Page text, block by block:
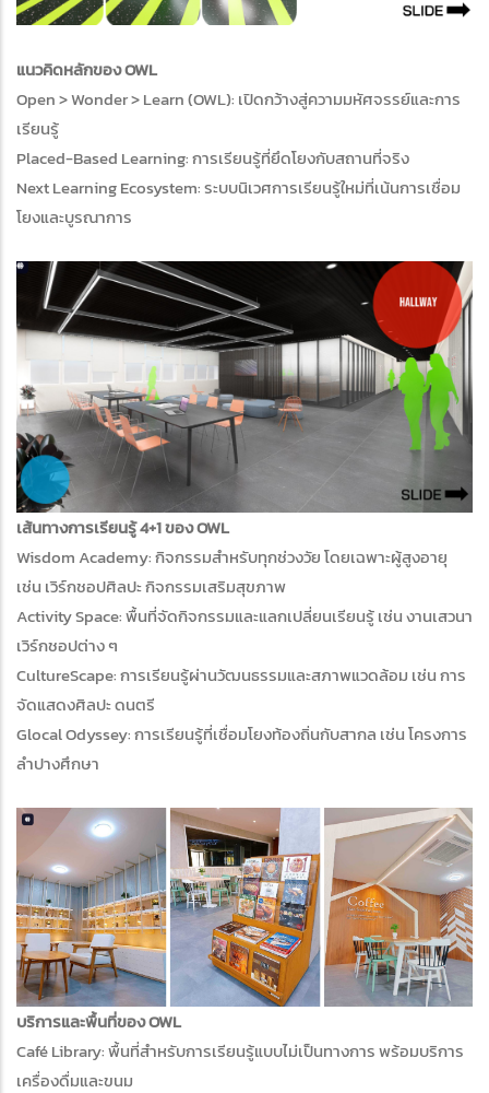
แนวคิดหลักของ OWL
Open > Wonder > Learn (OWL): เปิดกว้างสู่ความมหัศจรรย์และการ
เรียนรู้
Placed-Based Learning: การเรียนรู้ที่ยึดโยงกับสถานที่จริง
Next Learning Ecosystem: ระบบนิเวศการเรียนรู้ใหม่ที่เน้นการเชื่อม
โยงและบูรณาการ
เส้นทางการเรียนรู้ 4+1 ของ OWL
Wisdom Academy: กิจกรรมสำหรับทุกช่วงวัย โดยเฉพาะผู้สูงอายุ
เช่น เวิร์กชอปศิลปะ กิจกรรมเสริมสุขภาพ
Activity Space: พื้นที่จัดกิจกรรมและแลกเปลี่ยนเรียนรู้ เช่น งานเสวนา
เวิร์กชอปต่าง ๆ
CultureScape: การเรียนรู้ผ่านวัฒนธรรมและสภาพแวดล้อม เช่น การ
จัดแสดงศิลปะ ดนตรี
Glocal Odyssey: การเรียนรู้ที่เชื่อมโยงท้องถิ่นกับสากล เช่น โครงการ
ลำปางศึกษา
บริการและพื้นที่ของ OWL
Café Library: พื้นที่สำหรับการเรียนรู้แบบไม่เป็นทางการ พร้อมบริการ
เครื่องดื่มและขนม